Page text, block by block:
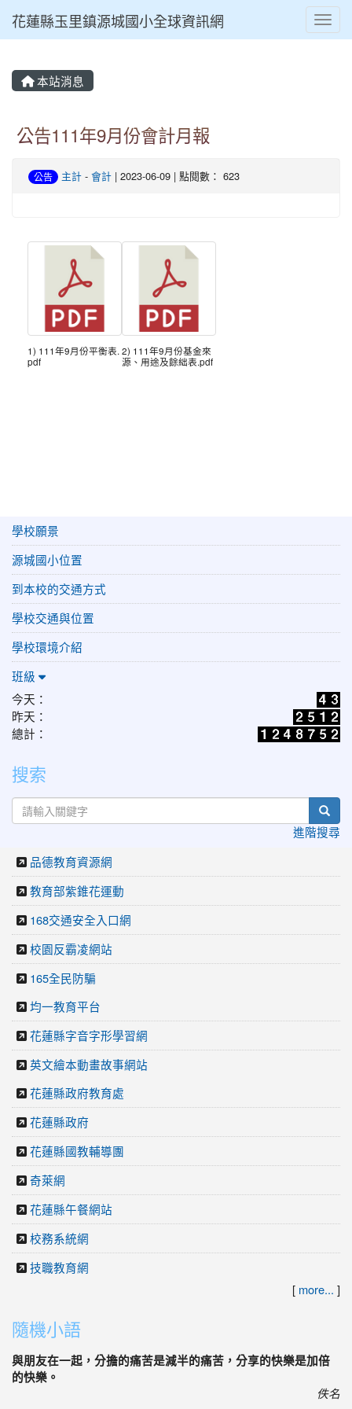
花蓮縣玉里鎮源城國小全球資訊網
本站消息
公告111年9月份會計月報
公告 主計 - 會計 | 2023-06-09 | 點閱數： 623
1) 111年9月份平衡表.
pdf
2) 111年9月份基金來
源、用途及餘絀表.pdf
學校願景
源城國小位置
到本校的交通方式
學校交通與位置
學校環境介紹
班級
今天：
昨天：
總計：
搜索
進階搜尋
品德教育資源網
教育部紫錐花運動
168交通安全入口網
校園反霸凌網站
165全民防騙
均一教育平台
花蓮縣字音字形學習網
英文繪本動畫故事網站
花蓮縣政府教育處
花蓮縣政府
花蓮縣國教輔導團
奇萊網
花蓮縣午餐網站
校務系統網
技職教育網
[ more... ]
隨機小語
與朋友在一起，分擔的痛苦是減半的痛苦，分享的快樂是加倍
的快樂。
佚名